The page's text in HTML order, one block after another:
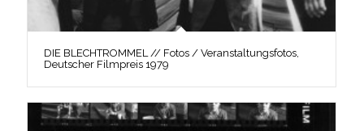
DIE BLECHTROMMEL // Fotos / Veranstaltungsfotos,
Deutscher Filmpreis 1979